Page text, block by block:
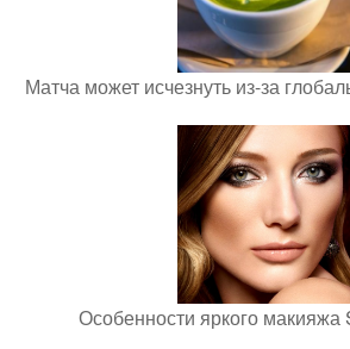
Матча может исчезнуть из-за
Особенности яркого макияжа